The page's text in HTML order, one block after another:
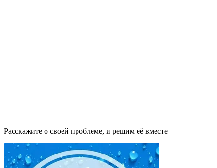
Расскажите о своей проблеме, и решим её вместе